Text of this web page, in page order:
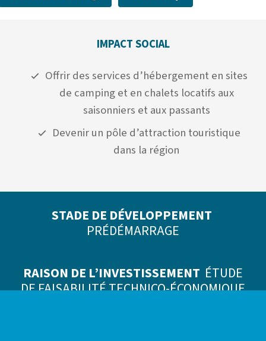
IMPACT SOCIAL
Offrir des services d’hébergement en sites
de camping et en chalets locatifs aux
saisonniers et aux passants
Devenir un pôle d’attraction touristique
dans la région
STADE DE DÉVELOPPEMENT
PRÉDÉMARRAGE
RAISON DE L’INVESTISSEMENT ÉTUDE
DE FAISABILITÉ TECHNICO-ÉCONOMIQUE